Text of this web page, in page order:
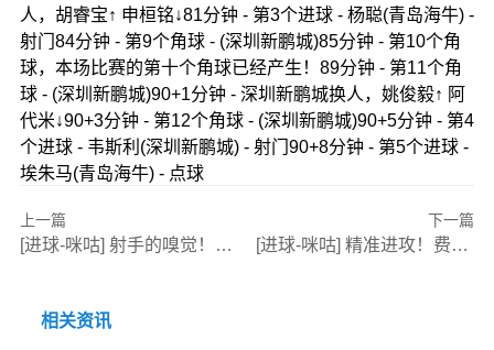
人，胡睿宝↑ 申桓铭↓81分钟 - 第3个进球 - 杨聪(青岛海牛) -
射门84分钟 - 第9个角球 - (深圳新鹏城)85分钟 - 第10个角
球，本场比赛的第十个角球已经产生！89分钟 - 第11个角
球 - (深圳新鹏城)90+1分钟 - 深圳新鹏城换人，姚俊毅↑ 阿
代米↓90+3分钟 - 第12个角球 - (深圳新鹏城)90+5分钟 - 第4
个进球 - 韦斯利(深圳新鹏城) - 射门90+8分钟 - 第5个进球 -
埃朱马(青岛海牛) - 点球
上一篇
[进球-咪咕] 射手的嗅觉！法比奥接张稀哲连线打破僵局
下一篇
[进球-咪咕] 精准进攻！费利佩门前头球被扑 随后补射破门
相关资讯